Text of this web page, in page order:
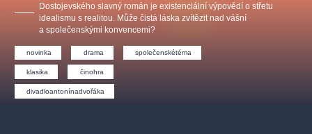
Dostojevského slavný román je existenciální výpovědí o střetu
idealismu s realitou. Může čistá láska zvítězit nad vášní
a společenskými konvencemi?
novinka drama společenskétéma
klasika činohra
divadloantonínadvořáka
Ostatní hledají
muzikálypraha
Nejnavštěvovanější